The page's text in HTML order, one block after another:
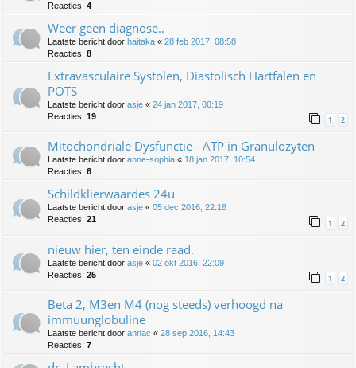
Reacties: 4
Weer geen diagnose..
Laatste bericht door haitaka « 28 feb 2017, 08:58
Reacties: 8
Extravasculaire Systolen, Diastolisch Hartfalen en
POTS
Laatste bericht door asje « 24 jan 2017, 00:19
Reacties: 19 1 2
Mitochondriale Dysfunctie - ATP in Granulozyten
Laatste bericht door anne-sophia « 18 jan 2017, 10:54
Reacties: 6
Schildklierwaardes 24u
Laatste bericht door asje « 05 dec 2016, 22:18
Reacties: 21 1 2
nieuw hier, ten einde raad.
Laatste bericht door asje « 02 okt 2016, 22:09
Reacties: 25 1 2
Beta 2, M3en M4 (nog steeds) verhoogd na
immuunglobuline
Laatste bericht door annac « 28 sep 2016, 14:43
Reacties: 7